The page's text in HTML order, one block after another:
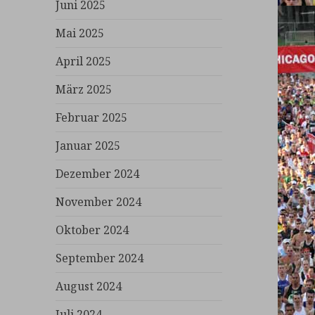
Juni 2025
Mai 2025
April 2025
März 2025
Februar 2025
Januar 2025
Dezember 2024
November 2024
Oktober 2024
September 2024
August 2024